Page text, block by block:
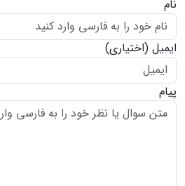
نام
ایمیل (اختیاری)
پیام